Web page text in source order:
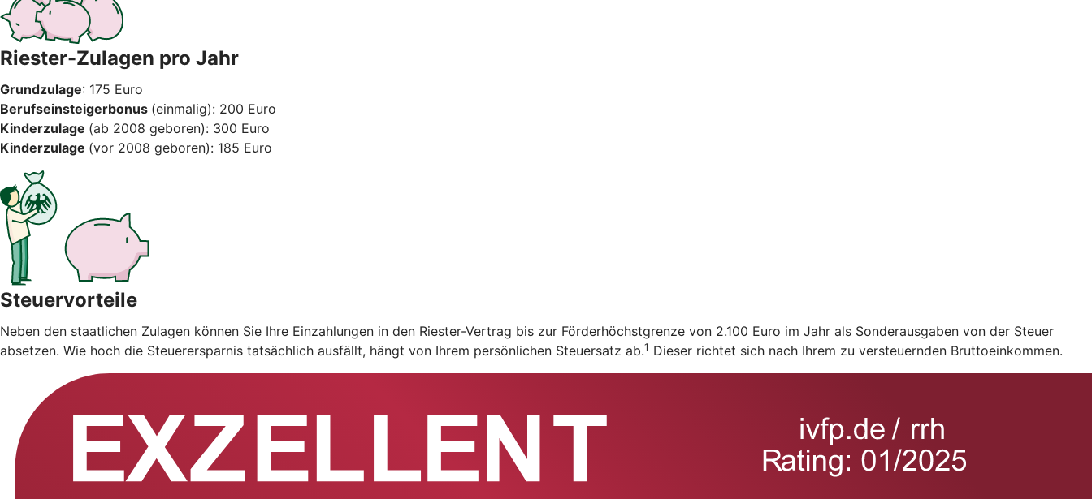
Riester-Zulagen pro Jahr
Grundzulage: 175 Euro
Berufseinsteigerbonus (einmalig): 200 Euro
Kinderzulage (ab 2008 geboren): 300 Euro
Kinderzulage (vor 2008 geboren): 185 Euro
Steuervorteile
Neben den staatlichen Zulagen können Sie Ihre Einzahlungen in den Riester-Vertrag bis zur Förderhöchstgrenze von 2.100 Euro im Jahr als Sonderausgaben von der Steuer
absetzen. Wie hoch die Steuerersparnis tatsächlich ausfällt, hängt von Ihrem persönlichen Steuersatz ab.1 Dieser richtet sich nach Ihrem zu versteuernden Bruttoeinkommen.